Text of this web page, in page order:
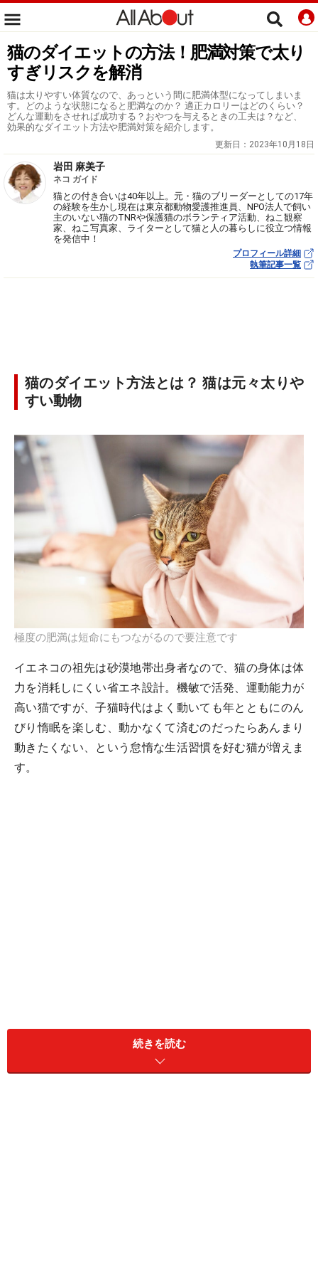
猫のダイエットの方法！肥満対策で太り
すぎリスクを解消
猫は太りやすい体質なので、あっという間に肥満体型になってしまいま
す。どのような状態になると肥満なのか？ 適正カロリーはどのくらい？
どんな運動をさせれば成功する？おやつを与えるときの工夫は？など、
効果的なダイエット方法や肥満対策を紹介します。
更新日： 2023年10月18日
岩田 麻美子
ネコ ガイド
猫との付き合いは40年以上。元・猫のブリーダーとしての17年
の経験を生かし現在は東京都動物愛護推進員、NPO法人で飼い
主のいない猫のTNRや保護猫のボランティア活動、ねこ観察
家、ねこ写真家、ライターとして猫と人の暮らしに役立つ情報
を発信中！
プロフィール詳細
執筆記事一覧
猫のダイエット方法とは？ 猫は元々太りや
すい動物
極度の肥満は短命にもつながるので要注意です
イエネコの祖先は砂漠地帯出身者なので、猫の身体は体
力を消耗しにくい省エネ設計。機敏で活発、運動能力が
高い猫ですが、子猫時代はよく動いても年とともにのん
びり惰眠を楽しむ、動かなくて済むのだったらあんまり
動きたくない、という怠惰な生活習慣を好む猫が増えま
す。
特に秋口になると猫の身体は本能的に冬の寒さに備えて
脂肪を蓄積し始め、家の中だけで飼われいてる猫は、厳
しい自然の中で体力を使うことがないので、身体に付い
続きを読む